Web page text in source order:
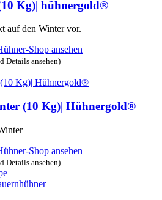
Kg)| hühnergold®
auf den Winter vor.
Shop ansehen
Details ansehen)
(10 Kg)| Hühnergold®
Shop ansehen
Details ansehen)